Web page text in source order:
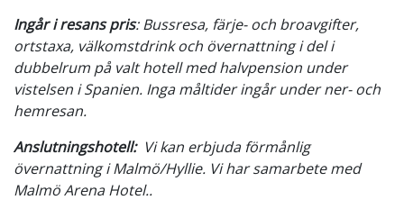
Ingår i resans pris: Bussresa, färje- och broavgifter,
ortstaxa, välkomstdrink och övernattning i del i
dubbelrum på valt hotell med halvpension under
vistelsen i Spanien. Inga måltider ingår under ner- och
hemresan.
Anslutningshotell:Vi kan erbjuda förmånlig
övernattning i Malmö/Hyllie. Vi har samarbete med
Malmö Arena Hotel..